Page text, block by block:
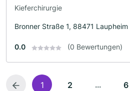
Kieferchirurgie
Bronner Straße 1, 88471 Laupheim
0.0 (0 Bewertungen)
1 2 ... 6